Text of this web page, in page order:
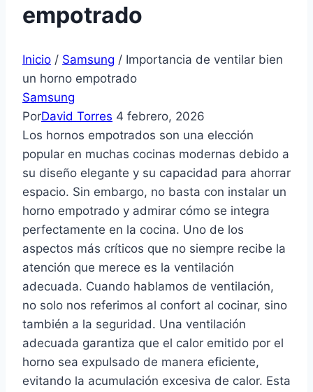
empotrado
Inicio / Samsung / Importancia de ventilar bien
un horno empotrado
Samsung
PorDavid Torres 4 febrero, 2026
Los hornos empotrados son una elección
popular en muchas cocinas modernas debido a
su diseño elegante y su capacidad para ahorrar
espacio. Sin embargo, no basta con instalar un
horno empotrado y admirar cómo se integra
perfectamente en la cocina. Uno de los
aspectos más críticos que no siempre recibe la
atención que merece es la ventilación
adecuada. Cuando hablamos de ventilación,
no solo nos referimos al confort al cocinar, sino
también a la seguridad. Una ventilación
adecuada garantiza que el calor emitido por el
horno sea expulsado de manera eficiente,
evitando la acumulación excesiva de calor. Esta